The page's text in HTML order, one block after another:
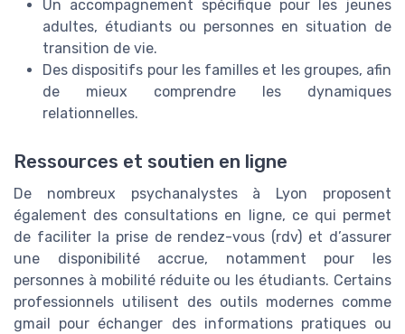
Un accompagnement spécifique pour les jeunes
adultes, étudiants ou personnes en situation de
transition de vie.
Des dispositifs pour les familles et les groupes, afin
de mieux comprendre les dynamiques
relationnelles.
Ressources et soutien en ligne
De nombreux psychanalystes à Lyon proposent
également des consultations en ligne, ce qui permet
de faciliter la prise de rendez-vous (rdv) et d’assurer
une disponibilité accrue, notamment pour les
personnes à mobilité réduite ou les étudiants. Certains
professionnels utilisent des outils modernes comme
gmail pour échanger des informations pratiques ou